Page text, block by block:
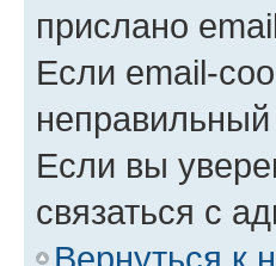
прислано
Если email-
Если вы
связаться с
Вернуться к